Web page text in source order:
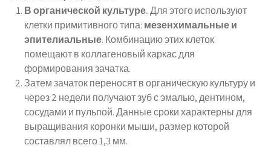
В органической культуре.Для этого используют
клетки примитивного типа: мезенхимальные и
эпителиальные. Комбинацию этих клеток
помещают в коллагеновый каркас для
формирования зачатка.
Затем зачаток переносят в органическую культуру и
через 2 недели получают зуб с эмалью, дентином,
сосудами и пульпой. Данные сроки характерны для
выращивания коронки мыши, размер которой
составлял всего 1,3 мм.